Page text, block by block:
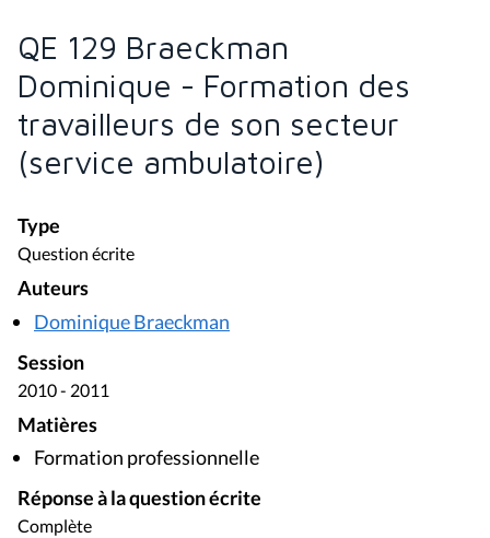
QE 129 Braeckman
Dominique - Formation des
travailleurs de son secteur
(service ambulatoire)
Type
Question écrite
Auteurs
Dominique Braeckman
Session
2010 - 2011
Matières
Formation professionnelle
Réponse à la question écrite
Complète